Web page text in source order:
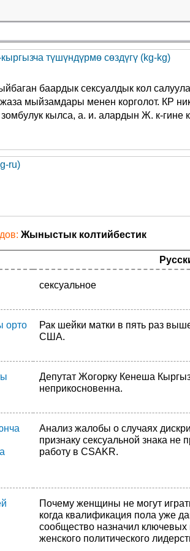
түшүндүрмө сөздүгү (kg-kg)
баардык сексуалдык кол
мыйзамдары менен корголот. КР
кылса, а. и. алардын Ж. к-гине
ru)
Жыныстык колтийбестик
сексуальное
орто
Рак шейки матки в пять раз
США.
Депутат Жогорку Кенеша
неприкосновенна.
Анализ жалобы о случаях
признаку сексуальной знака не
работу в CSAKR.
Почему женщины не могут
когда квалификация пола уже
сообщество назначил
женского политического